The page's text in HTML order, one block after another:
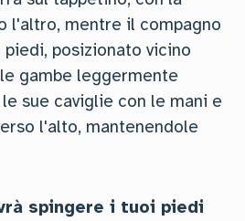
l'altro, mentre il compagno
posizionato vicino
gambe leggermente
sue caviglie con le mani e
l'alto, mantenendole
spingere i tuoi piedi